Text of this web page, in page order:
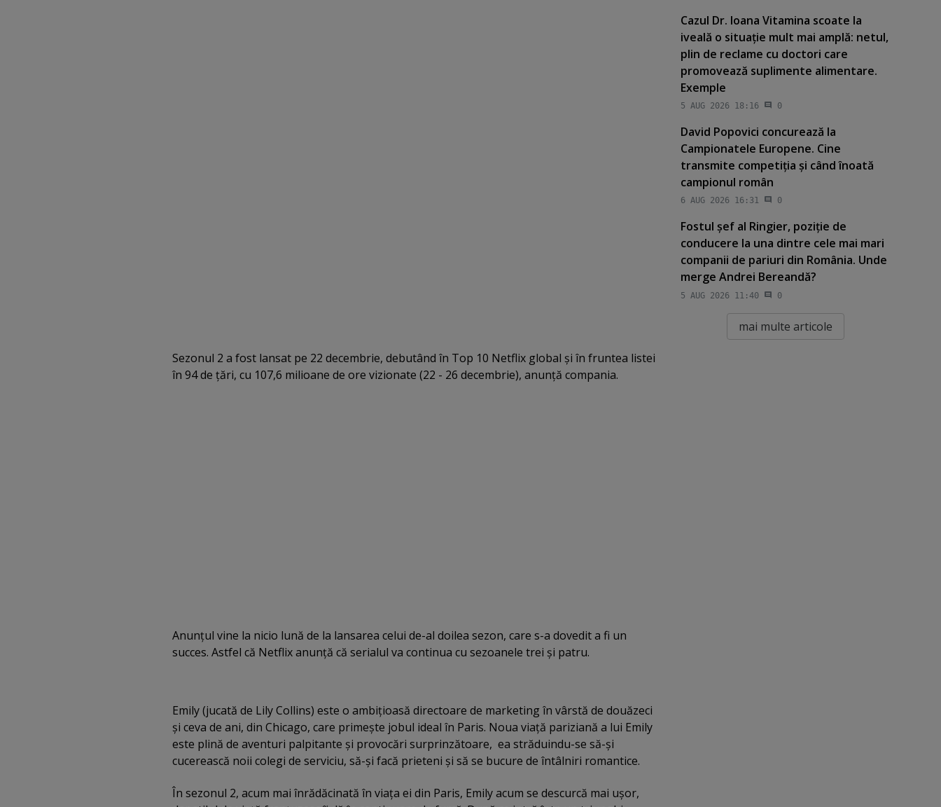
Sezonul 2 a fost lansat pe 22 decembrie, debutând în Top 10 Netflix global şi în fruntea listei
în 94 de ţări, cu 107,6 milioane de ore vizionate (22 - 26 decembrie), anunţă compania.
Anunţul vine la nicio lună de la lansarea celui de-al doilea sezon, care s-a dovedit a fi un
succes. Astfel că Netflix anunţă că serialul va continua cu sezoanele trei şi patru.
Emily (jucată de Lily Collins) este o ambiţioasă directoare de marketing în vârstă de douăzeci
şi ceva de ani, din Chicago, care primeşte jobul ideal în Paris. Noua viaţă pariziană a lui Emily
este plină de aventuri palpitante şi provocări surprinzătoare, ea străduindu-se să-şi
cucerească noii colegi de serviciu, să-şi facă prieteni şi să se bucure de întâlniri romantice.
În sezonul 2, acum mai înrădăcinată în viaţa ei din Paris, Emily acum se descurcă mai uşor,
Cazul Dr. Ioana Vitamina scoate la
iveală o situaţie mult mai amplă: netul,
plin de reclame cu doctori care
promovează suplimente alimentare.
Exemple
5 AUG 2026 18:16 0
David Popovici concurează la
Campionatele Europene. Cine
transmite competiţia şi când înoată
campionul român
6 AUG 2026 16:31 0
Fostul şef al Ringier, poziţie de
conducere la una dintre cele mai mari
companii de pariuri din România. Unde
merge Andrei Bereandă?
5 AUG 2026 11:40 0
mai multe articole